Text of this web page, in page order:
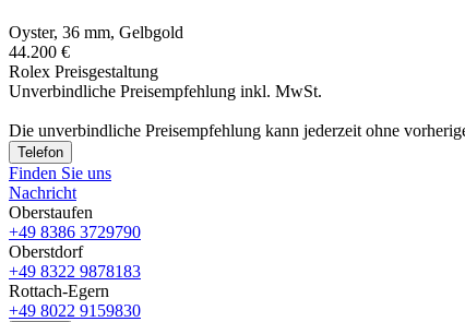
Oyster, 36 mm, Gelbgold
44.200 €
Rolex Preisgestaltung
Unverbindliche Preisempfehlung inkl. MwSt.
Die unverbindliche Preis­empfehlung kann jederzeit ohne
Telefon
Finden Sie uns
Nachricht
Oberstaufen
+49 8386 3729790
Oberstdorf
+49 8322 9878183
Rottach-Egern
+49 8022 9159830